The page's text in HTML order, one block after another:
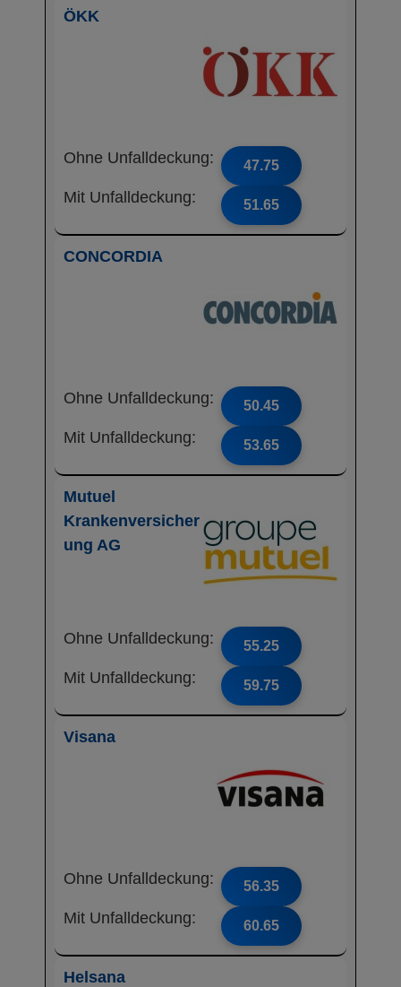
ÖKK
Ohne Unfalldeckung: 47.75
Mit Unfalldeckung: 51.65
CONCORDIA
Ohne Unfalldeckung: 50.45
Mit Unfalldeckung: 53.65
Mutuel
Krankenversicher
ung AG
Ohne Unfalldeckung: 55.25
Mit Unfalldeckung: 59.75
Visana
Ohne Unfalldeckung: 56.35
Mit Unfalldeckung: 60.65
Helsana